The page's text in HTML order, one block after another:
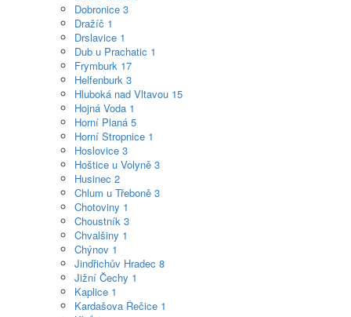
Dobronice 3
Dražíč 1
Drslavice 1
Dub u Prachatic 1
Frymburk 17
Helfenburk 3
Hluboká nad Vltavou 15
Hojná Voda 1
Horní Planá 5
Horní Stropnice 1
Hoslovice 3
Hoštice u Volyně 3
Husinec 2
Chlum u Třeboně 3
Chotoviny 1
Choustník 3
Chvalšiny 1
Chýnov 1
Jindřichův Hradec 8
Jižní Čechy 1
Kaplice 1
Kardašova Řečice 1